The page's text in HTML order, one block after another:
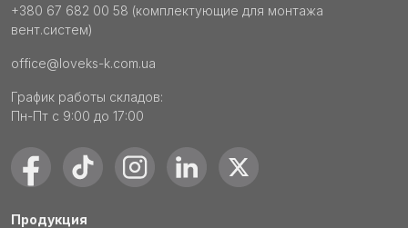
+380 67 682 00 58 (комплектующие для монтажа
вент.систем)
office@loveks-k.com.ua
График работы складов:
Пн-Пт с 9:00 до 17:00
Продукция